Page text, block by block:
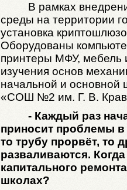
В рамках
среды на территории
установка
Оборудованы
принтеры МФУ, мебель
изучения основ
начальной и
«СОШ №2 им. Г. В.
- Каждый раз
приносит проблемы
то трубу прорвёт, то
разваливаются.
капитального
школах?